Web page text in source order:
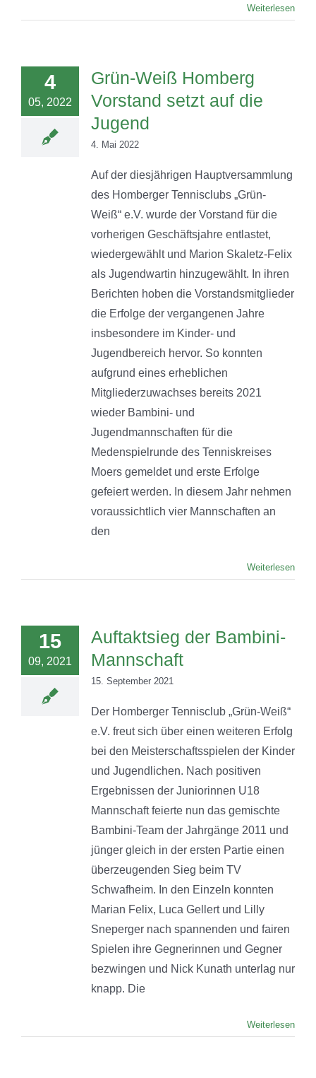
Weiterlesen
4
05, 2022
Grün-Weiß Homberg
Vorstand setzt auf die
Jugend
4. Mai 2022
Auf der diesjährigen Hauptversammlung
des Homberger Tennisclubs „Grün-
Weiß“ e.V. wurde der Vorstand für die
vorherigen Geschäftsjahre entlastet,
wiedergewählt und Marion Skaletz-Felix
als Jugendwartin hinzugewählt. In ihren
Berichten hoben die Vorstandsmitglieder
die Erfolge der vergangenen Jahre
insbesondere im Kinder- und
Jugendbereich hervor. So konnten
aufgrund eines erheblichen
Mitgliederzuwachses bereits 2021
wieder Bambini- und
Jugendmannschaften für die
Medenspielrunde des Tenniskreises
Moers gemeldet und erste Erfolge
gefeiert werden. In diesem Jahr nehmen
voraussichtlich vier Mannschaften an
den
Weiterlesen
15
09, 2021
Auftaktsieg der Bambini-
Mannschaft
15. September 2021
Der Homberger Tennisclub „Grün-Weiß“
e.V. freut sich über einen weiteren Erfolg
bei den Meisterschaftsspielen der Kinder
und Jugendlichen. Nach positiven
Ergebnissen der Juniorinnen U18
Mannschaft feierte nun das gemischte
Bambini-Team der Jahrgänge 2011 und
jünger gleich in der ersten Partie einen
überzeugenden Sieg beim TV
Schwafheim. In den Einzeln konnten
Marian Felix, Luca Gellert und Lilly
Sneperger nach spannenden und fairen
Spielen ihre Gegnerinnen und Gegner
bezwingen und Nick Kunath unterlag nur
knapp. Die
Weiterlesen